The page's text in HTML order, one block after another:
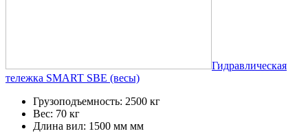
Гидравлическая
тележка SMART SBЕ (весы)
Грузоподъемность: 2500 кг
Вес: 70 кг
Длина вил: 1500 мм мм